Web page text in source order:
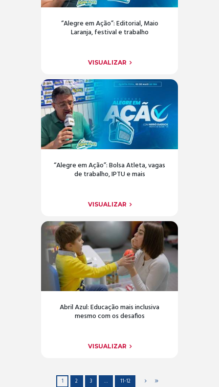
“Alegre em Ação”: Editorial, Maio
Laranja, festival e trabalho
VISUALIZAR
“Alegre em Ação”: Bolsa Atleta, vagas
de trabalho, IPTU e mais
VISUALIZAR
Abril Azul: Educação mais inclusiva
mesmo com os desafios
VISUALIZAR
1 2 3 … 11-12